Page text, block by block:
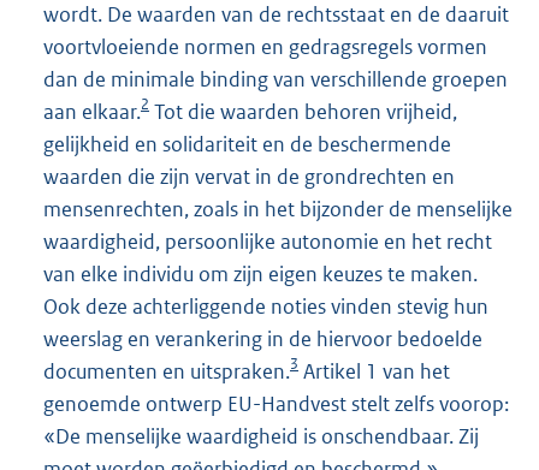
wordt. De waarden van de rechtsstaat en de daaruit
voortvloeiende normen en gedragsregels vormen
dan de minimale binding van verschillende groepen
aan elkaar.2 Tot die waarden behoren vrijheid,
gelijkheid en solidariteit en de beschermende
waarden die zijn vervat in de grondrechten en
mensenrechten, zoals in het bijzonder de menselijke
waardigheid, persoonlijke autonomie en het recht
van elke individu om zijn eigen keuzes te maken.
Ook deze achterliggende noties vinden stevig hun
weerslag en verankering in de hiervoor bedoelde
documenten en uitspraken.3 Artikel 1 van het
genoemde ontwerp EU-Handvest stelt zelfs voorop:
«De menselijke waardigheid is onschendbaar. Zij